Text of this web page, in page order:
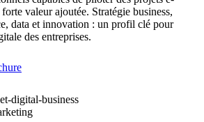
valeur ajoutée. Stratégie business,
data et innovation : un profil clé pour
des entreprises.